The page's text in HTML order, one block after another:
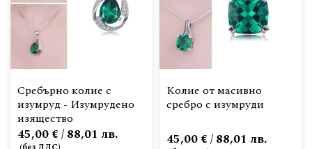
Сребърно колие с
изумруд - Изумрудено
изящество
45,00 € / 88,01 лв.
Колие от масивно
сребро с изумруди
45,00 € / 88,01 лв.